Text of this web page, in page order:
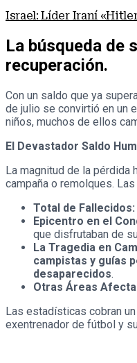
Israel: Líder Iraní
La búsqueda de
recuperación.
Con un saldo que ya
de julio se convirtió en un
niños, muchos de ellos
El Devastador Saldo
La magnitud de la pérdida
campaña o remolques.
Total de Fallecidos:
Epicentro en el
que disfrutaban de
La Tragedia en
campistas y guías
desaparecidos.
Otras Áreas
Las estadísticas cobran
exentrenador de fútbol y